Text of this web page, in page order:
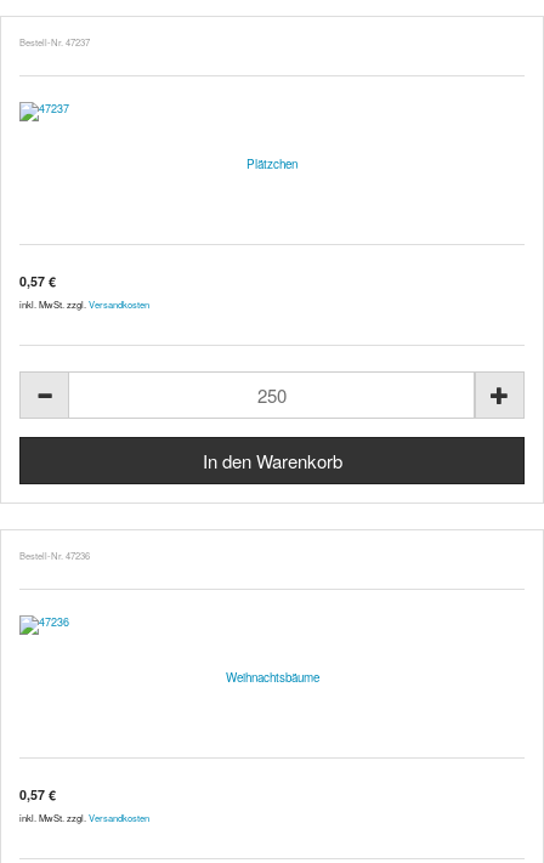
Bestell-Nr. 47237
Plätzchen
0,57 €
inkl. MwSt. zzgl. Versandkosten
Bestell-Nr. 47236
Weihnachtsbäume
0,57 €
inkl. MwSt. zzgl. Versandkosten